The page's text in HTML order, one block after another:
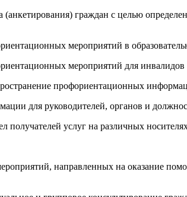
(анкетирования) граждан с целью
мероприятий в
мероприятий для
профориентационных
для руководителей, органов и
получателей услуг на различных
направленных на оказание